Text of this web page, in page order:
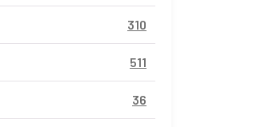
310
511
36